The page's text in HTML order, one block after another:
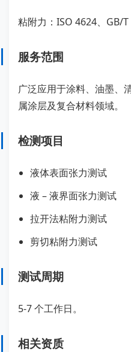
粘附力：ISO 4624、GB/
服务范围
广泛应用于涂料、油墨、
属涂层及复合材料领域。
检测项目
液体表面张力测试
液 – 液界面张力测试
拉开法粘附力测试
剪切粘附力测试
测试周期
5-7 个工作日。
相关资质